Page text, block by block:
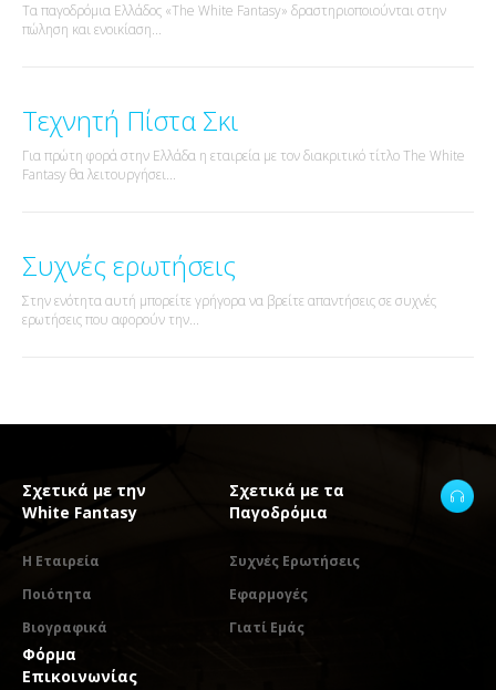
Τα παγοδρόμια Ελλάδος «The White Fantasy» δραστηριοποιούνται στην
πώληση και ενοικίαση...
Τεχνητή Πίστα Σκι
Για πρώτη φορά στην Ελλάδα η εταιρεία με τον διακριτικό τίτλο The White
Fantasy θα λειτουργήσει...
Συχνές ερωτήσεις
Στην ενότητα αυτή μπορείτε γρήγορα να βρείτε απαντήσεις σε συχνές
ερωτήσεις που αφορούν την...
Σχετικά με την
White Fantasy
Η Εταιρεία
Ποιότητα
Βιογραφικά
Σχετικά με τα
Παγοδρόμια
Συχνές Ερωτήσεις
Εφαρμογές
Γιατί Εμάς
Φόρμα
Επικοινωνίας